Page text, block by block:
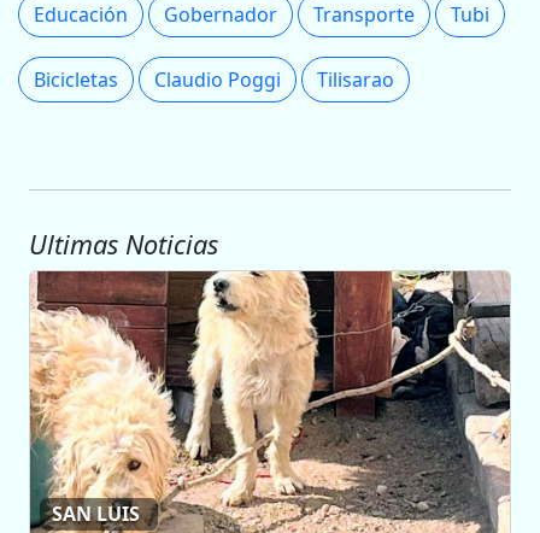
Educación Gobernador Transporte Tubi
Bicicletas Claudio Poggi Tilisarao
Ultimas Noticias
SAN LUIS